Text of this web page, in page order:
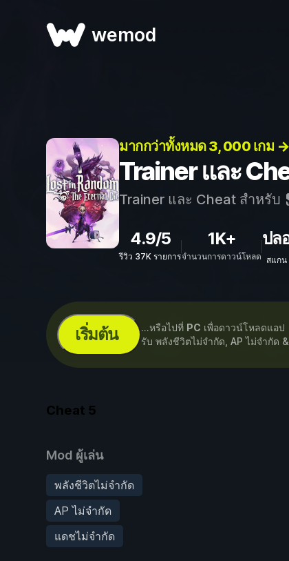
wemod
มากกว่าทั้งหมด 3, 000 เกม →
Trainer และ
Trainer และ Cheat สำหรับ
4.9/5
รีวิว 37K รายการ
1K+
จำนวนการดาวน์โหลด
ปล
สแกน
เริ่มต้น ...หรือไปที่ PC เพื่อดาวน์โหลดแอป
รับ พลังชีวิตไม่จำกัด, AP ไม่จำกัด &
Cheat 5
Mod ผู้เล่น
พลังชีวิตไม่จำกัด
AP ไม่จำกัด
แดชไม่จำกัด